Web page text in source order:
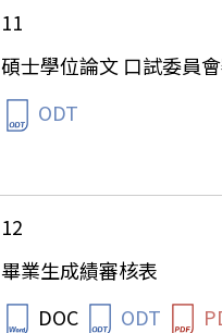
11
碩士學位論文 口試委員
ODT
12
畢業生成績審核表
DOC
ODT